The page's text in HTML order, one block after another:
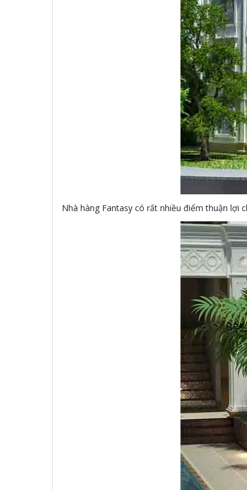
Nhà hàng Fantasy có rất nhiều điểm thuận lợi